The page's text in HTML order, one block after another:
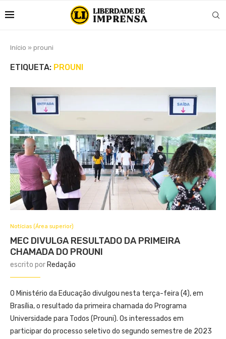
Início » prouni
ETIQUETA: PROUNI
Notícias (Área superior)
MEC DIVULGA RESULTADO DA PRIMEIRA
CHAMADA DO PROUNI
escrito por Redação
O Ministério da Educação divulgou nesta terça-feira (4), em
Brasília, o resultado da primeira chamada do Programa
Universidade para Todos (Prouni). Os interessados em
participar do processo seletivo do segundo semestre de 2023